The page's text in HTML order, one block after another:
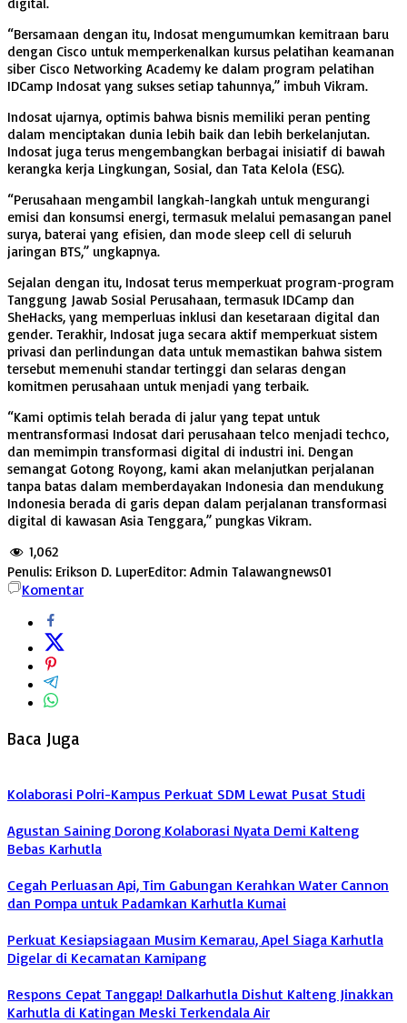
digital.
“Bersamaan dengan itu, Indosat mengumumkan kemitraan baru
dengan Cisco untuk memperkenalkan kursus pelatihan keamanan
siber Cisco Networking Academy ke dalam program pelatihan
IDCamp Indosat yang sukses setiap tahunnya,” imbuh Vikram.
Indosat ujarnya, optimis bahwa bisnis memiliki peran penting
dalam menciptakan dunia lebih baik dan lebih berkelanjutan.
Indosat juga terus mengembangkan berbagai inisiatif di bawah
kerangka kerja Lingkungan, Sosial, dan Tata Kelola (ESG).
“Perusahaan mengambil langkah-langkah untuk mengurangi
emisi dan konsumsi energi, termasuk melalui pemasangan panel
surya, baterai yang efisien, dan mode sleep cell di seluruh
jaringan BTS,” ungkapnya.
Sejalan dengan itu, Indosat terus memperkuat program-program
Tanggung Jawab Sosial Perusahaan, termasuk IDCamp dan
SheHacks, yang memperluas inklusi dan kesetaraan digital dan
gender. Terakhir, Indosat juga secara aktif memperkuat sistem
privasi dan perlindungan data untuk memastikan bahwa sistem
tersebut memenuhi standar tertinggi dan selaras dengan
komitmen perusahaan untuk menjadi yang terbaik.
“Kami optimis telah berada di jalur yang tepat untuk
mentransformasi Indosat dari perusahaan telco menjadi techco,
dan memimpin transformasi digital di industri ini. Dengan
semangat Gotong Royong, kami akan melanjutkan perjalanan
tanpa batas dalam memberdayakan Indonesia dan mendukung
Indonesia berada di garis depan dalam perjalanan transformasi
digital di kawasan Asia Tenggara,” pungkas Vikram.
1,062
Penulis: Erikson D. LuperEditor: Admin Talawangnews01
Komentar
Baca Juga
Kolaborasi Polri-Kampus Perkuat SDM Lewat Pusat Studi
Agustan Saining Dorong Kolaborasi Nyata Demi Kalteng
Bebas Karhutla
Cegah Perluasan Api, Tim Gabungan Kerahkan Water Cannon
dan Pompa untuk Padamkan Karhutla Kumai
Perkuat Kesiapsiagaan Musim Kemarau, Apel Siaga Karhutla
Digelar di Kecamatan Kamipang
Respons Cepat Tanggap! Dalkarhutla Dishut Kalteng Jinakkan
Karhutla di Katingan Meski Terkendala Air